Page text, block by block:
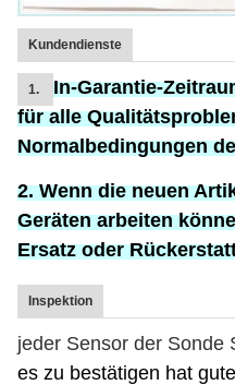
Kundendienste
1. In-Garantie-
füralle
Normalbedingungen
2. Wenn die neuen
Geräten arbeiten
Ersatz oder
Inspektion
jeder Sensor der Sonde
es zu bestätigen hat